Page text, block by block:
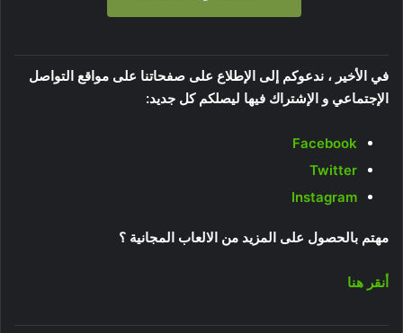
في الأخير ، ندعوكم إلى الإطلاع على صفحاتنا على مواقع التواصل
الإجتماعي و الإشتراك فيها ليصلكم كل جديد:
Facebook
Twitter
Instagram
مهتم بالحصول على المزيد من الالعاب المجانية ؟
أنقر هنا